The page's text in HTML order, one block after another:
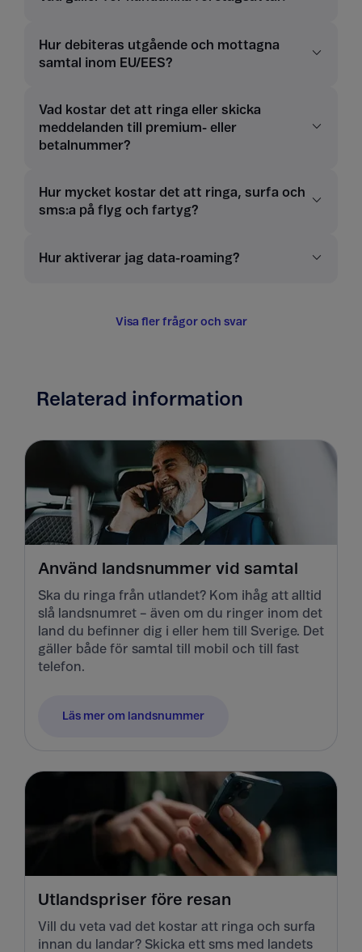
Hur debiteras utgående och mottagna
samtal inom EU/EES?
Vad kostar det att ringa eller skicka
meddelanden till premium- eller
betalnummer?
Hur mycket kostar det att ringa, surfa och
sms:a på flyg och fartyg?
Hur aktiverar jag data-roaming?
Visa fler frågor och svar
Relaterad information
Använd landsnummer vid samtal
Ska du ringa från utlandet? Kom ihåg att alltid
slå landsnumret – även om du ringer inom det
land du befinner dig i eller hem till Sverige. Det
gäller både för samtal till mobil och till fast
telefon.
Läs mer om landsnummer
Utlandspriser före resan
Vill du veta vad det kostar att ringa och surfa
innan du landar? Skicka ett sms med landets